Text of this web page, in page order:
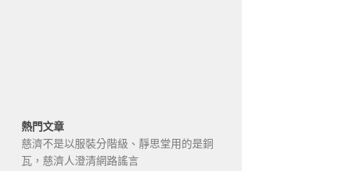
熱門文章
慈濟不是以服裝分階級、靜思堂用的是銅
瓦，慈濟人澄清網路謠言